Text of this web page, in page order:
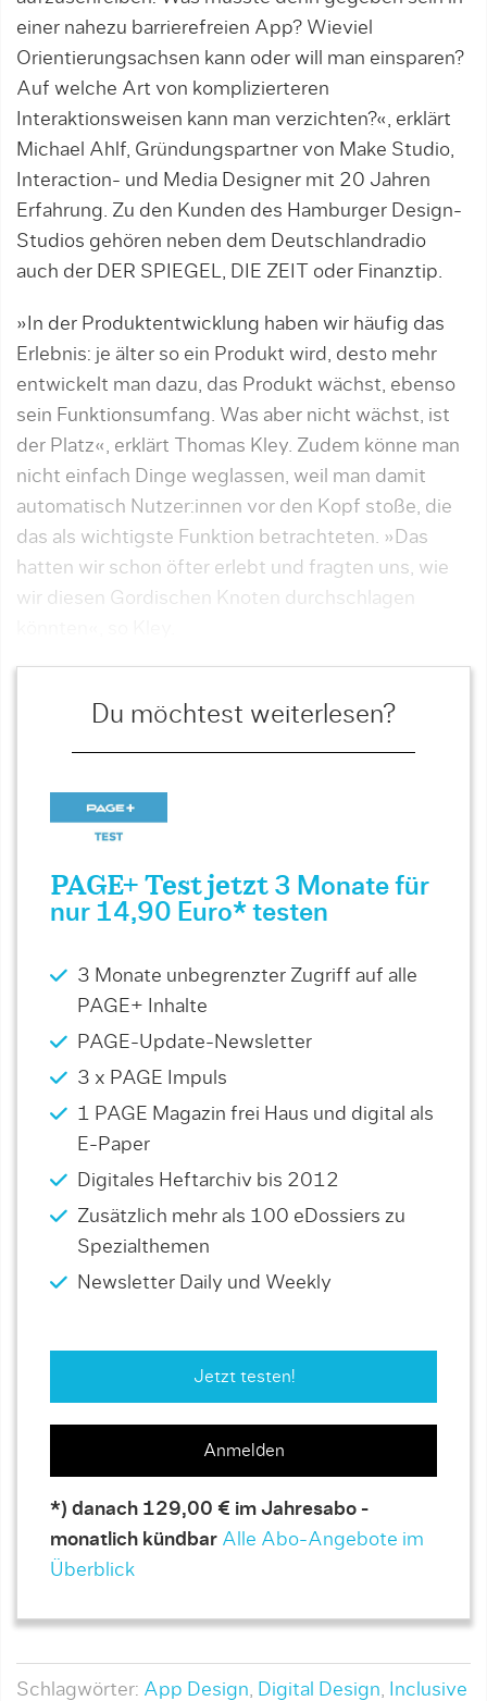
einer nahezu barrierefreien App? Wieviel
Orientierungsachsen kann oder will man einsparen?
Auf welche Art von komplizierteren
Interaktionsweisen kann man verzichten?«, erklärt
Michael Ahlf, Gründungspartner von Make Studio,
Interaction- und Media Designer mit 20 Jahren
Erfahrung. Zu den Kunden des Hamburger Design-
Studios gehören neben dem Deutschlandradio
auch der DER SPIEGEL, DIE ZEIT oder Finanztip.
»In der Produktentwicklung haben wir häufig das
Erlebnis: je älter so ein Produkt wird, desto mehr
entwickelt man dazu, das Produkt wächst, ebenso
sein Funktionsumfang. Was aber nicht wächst, ist
der Platz«, erklärt Thomas Kley. Zudem könne man
nicht einfach Dinge weglassen, weil man damit
automatisch Nutzer:innen vor den Kopf stoße, die
das als wichtigste Funktion betrachteten. »Das
hatten wir schon öfter erlebt und fragten uns, wie
wir diesen Gordischen Knoten durchschlagen
Du möchtest weiterlesen?
PAGE+ Test jetzt 3 Monate für
nur 14,90 Euro* testen
3 Monate unbegrenzter Zugriff auf alle
PAGE+ Inhalte
PAGE-Update-Newsletter
3 x PAGE Impuls
1 PAGE Magazin frei Haus und digital als
E-Paper
Digitales Heftarchiv bis 2012
Zusätzlich mehr als 100 eDossiers zu
Spezialthemen
Newsletter Daily und Weekly
Jetzt testen!
Anmelden
*) danach 129,00 € im Jahresabo -
monatlich kündbar Alle Abo-Angebote im
Überblick
Schlagwörter: App Design, Digital Design,
Inclusive